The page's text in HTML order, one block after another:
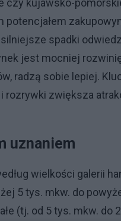
kujawsko-
spadki
jest mocniej
radzą sobie lepiej.
rozrywki zwiększa
uznaniem
wielkości galerii
5 tys. mkw. do
(tj. od 5 tys. mkw. do